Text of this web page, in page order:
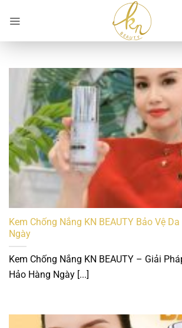
qua
nội
Kem Chống Nắng KN BEAUTY Bảo Vệ
Ngày
Kem Chống Nắng KN BEAUTY – Giải
Hảo Hàng Ngày [...]